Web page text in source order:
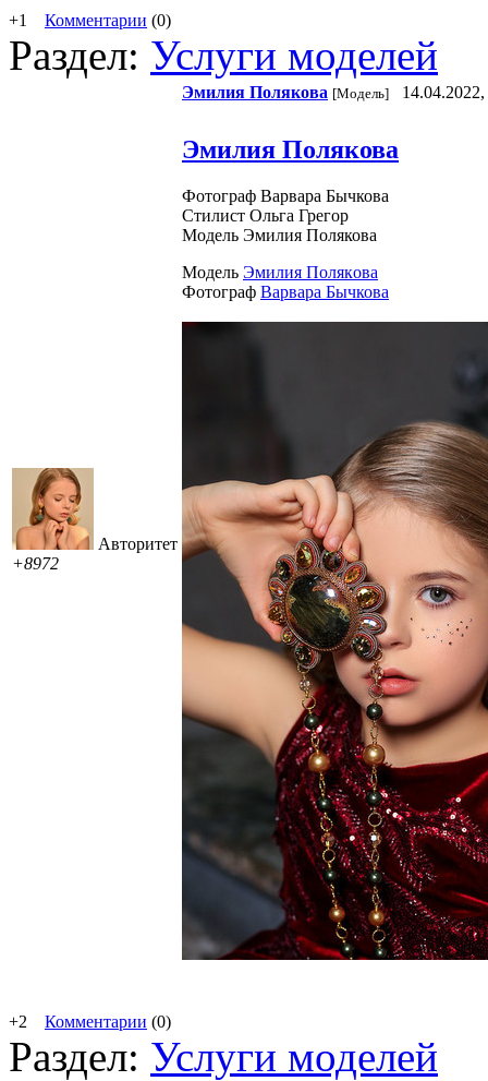
+1 Комментарии (0)
Раздел: Услуги моделей
Авторитет
+8972
Эмилия Пoлякoвa [Модель]
Эмилия Полякова
Фотограф Варвара Бычкова
Стилист Ольга Грегор
Модель Эмилия Полякова
Модель Эмилия Пoлякoвa
Фотограф Варвара Бычкова
+2 Комментарии (0)
Раздел: Услуги моделей